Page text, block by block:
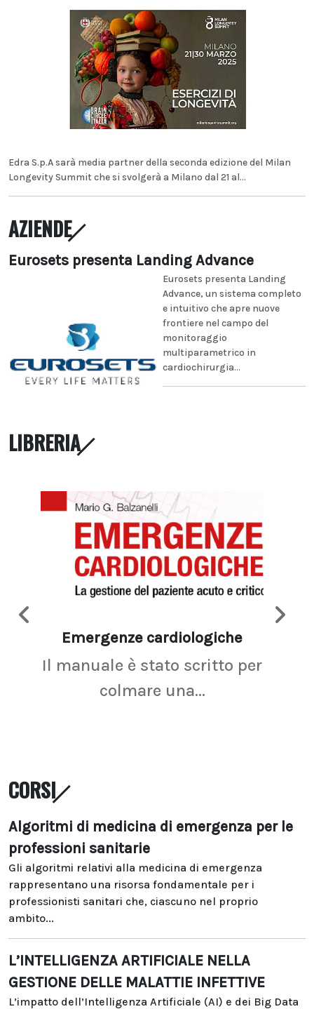
Edra S.p.A sarà media partner della seconda edizione del Milan
Longevity Summit che si svolgerà a Milano dal 21 al...
AZIENDE
Eurosets presenta Landing Advance
Eurosets presenta Landing
Advance, un sistema completo
e intuitivo che apre nuove
frontiere nel campo del
monitoraggio
multiparametrico in
cardiochirurgia...
LIBRERIA
Emergenze cardiologiche
Il manuale è stato scritto per
colmare una...
CORSI
Algoritmi di medicina di emergenza per le
professioni sanitarie
Gli algoritmi relativi alla medicina di emergenza
rappresentano una risorsa fondamentale per i
professionisti sanitari che, ciascuno nel proprio
ambito...
L’INTELLIGENZA ARTIFICIALE NELLA
GESTIONE DELLE MALATTIE INFETTIVE
L’impatto dell’Intelligenza Artificiale (AI) e dei Big Data